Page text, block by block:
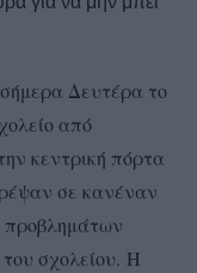
Δευτέρα το
από
κεντρική πόρτα
σε κανέναν
προβλημάτων
σχολείου. Η